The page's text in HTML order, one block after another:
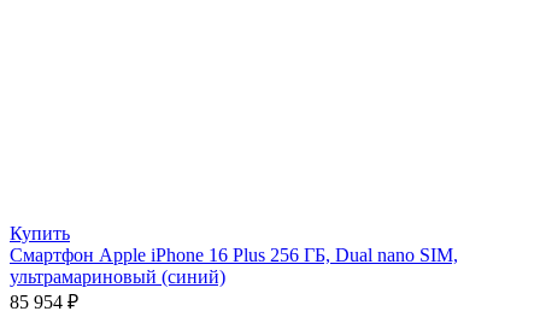
Купить
Смартфон Apple iPhone 16 Plus 256 ГБ, Dual nano SIM,
ультрамариновый (синий)
85 954 ₽